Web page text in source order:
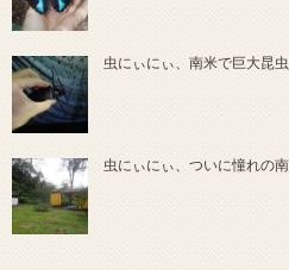
虫にぃにぃ、南米で巨大昆虫
虫にぃにぃ、ついに憧れの南